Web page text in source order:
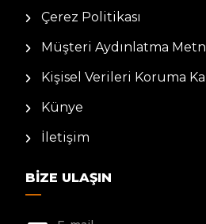
Çerez Politikası
Müşteri Aydınlatma
Kişisel Verileri Koruma
Künye
İletişim
BIZE ULAŞIN